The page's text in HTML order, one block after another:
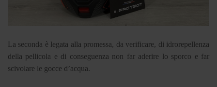
La seconda è legata alla promessa, da verificare, di idrorepellenza
della pellicola e di conseguenza non far aderire lo sporco e far
scivolare le gocce d’acqua.